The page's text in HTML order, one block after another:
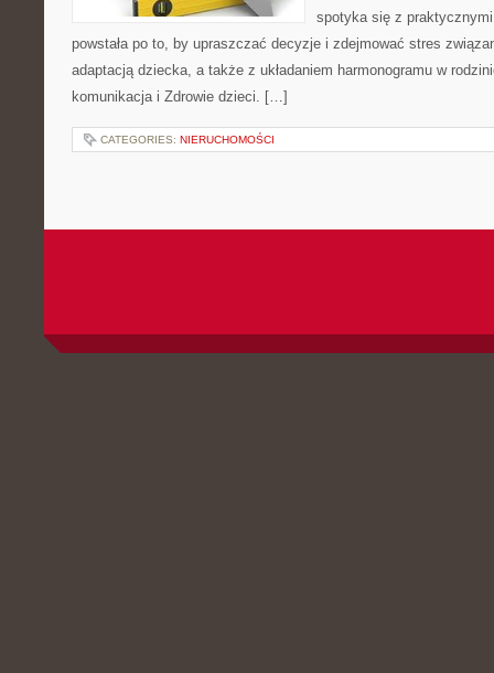
spotyka się z
powstała po to, by upraszczać decyzje i zdejmować stres
adaptacją dziecka, a także z układaniem harmonogramu w
komunikacja i Zdrowie dzieci. […]
CATEGORIES: NIERUCHOMOŚCI